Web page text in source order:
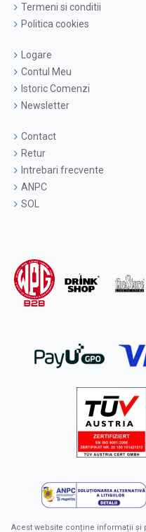
Termeni si conditii
Politica cookies
Logare
Contul Meu
Istoric Comenzi
Newsletter
Contact
Retur
Intrebari frecvente
ANPC
SOL
Acest website conține informații și